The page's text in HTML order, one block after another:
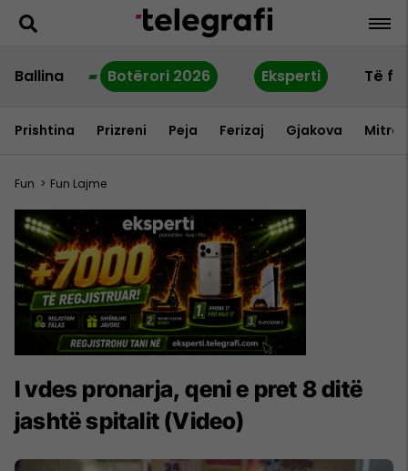
Ballina Botërori 2026 Eksperti Të
Prishtina Prizreni Peja Ferizaj Gjakova
Fun > Fun Lajme
I vdes pronarja, qeni e pret 8 ditë
jashtë spitalit (Video)